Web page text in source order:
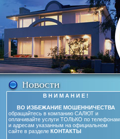
В Н И М А Н И Е !
ВО ИЗБЕЖАНИЕ МОШЕННИЧЕСТВА
обращайтесь в компанию САЛЮТ и
оплачивайте услуги ТОЛЬКО по телефонам
и адресам указанным на официальном
сайте в разделе КОНТАКТЫ